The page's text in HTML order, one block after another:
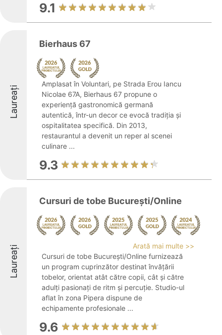
9.1
Laureați
Bierhaus 67
Amplasat în Voluntari, pe Strada Erou Iancu
Nicolae 67A, Bierhaus 67 propune o
experiență gastronomică germană
autentică, într-un decor ce evocă tradiția și
ospitalitatea specifică. Din 2013,
restaurantul a devenit un reper al scenei
culinare ...
9.3
Laureați
Cursuri de tobe București/Online
Arată mai multe >>
Cursuri de tobe București/Online furnizează
un program cuprinzător destinat învățării
tobelor, orientat atât către copii, cât și către
adulți pasionați de ritm și percuție. Studio-ul
aflat în zona Pipera dispune de
echipamente profesionale ...
9.6